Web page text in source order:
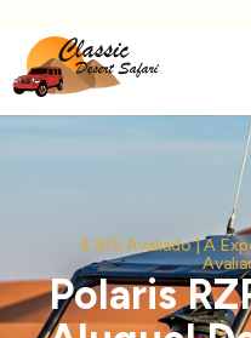
4,9/5 Avaliado | A
Polaris